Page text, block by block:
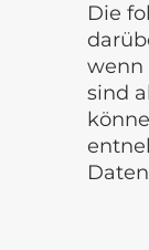
Die
wenn
sind